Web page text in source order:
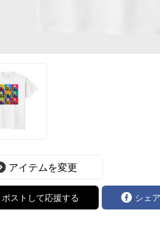
アイテムを変更
ポストして応援する シェ